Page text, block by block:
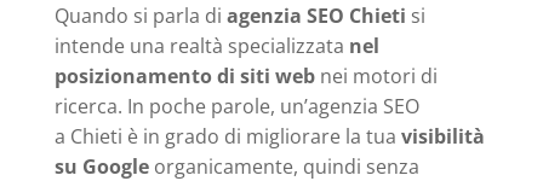
Quando si parla di agenzia SEO Chieti si
intende una realtà specializzata nel
posizionamento di siti webnei motori di
ricerca. In poche parole, un’agenzia SEO
a Chieti è in grado di migliorare la tua visibilità
su Googleorganicamente, quindi senza